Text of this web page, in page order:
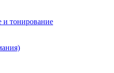
и тонирование